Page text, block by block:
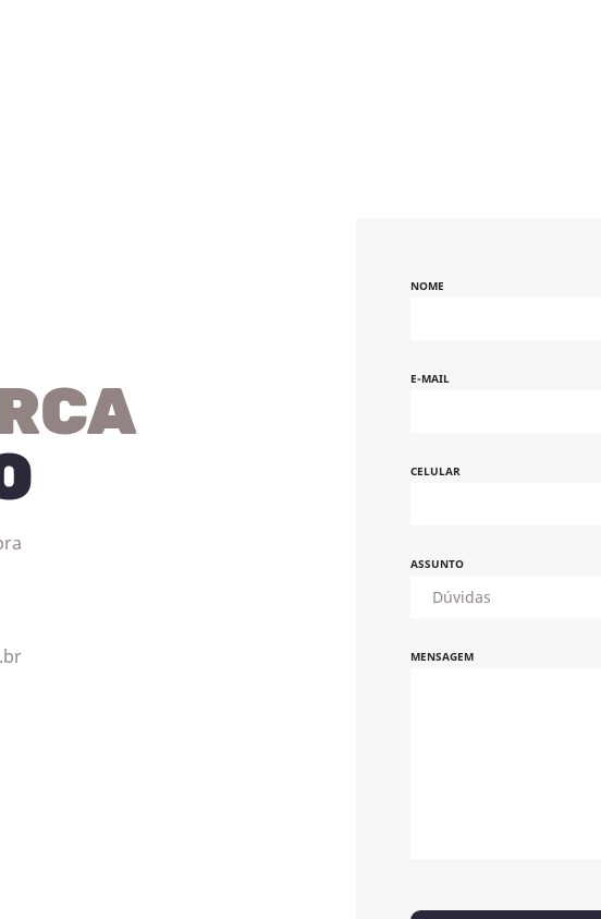
NOME
E-MAIL
CELULAR
ASSUNTO
MENSAGEM